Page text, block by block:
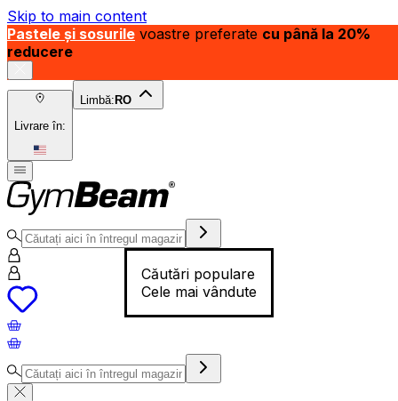
Skip to main content
Pastele și sosurile voastre preferate cu până la 20%
reducere
Livrare în:
Limbă: RO
Căutări populare
Cele mai vândute